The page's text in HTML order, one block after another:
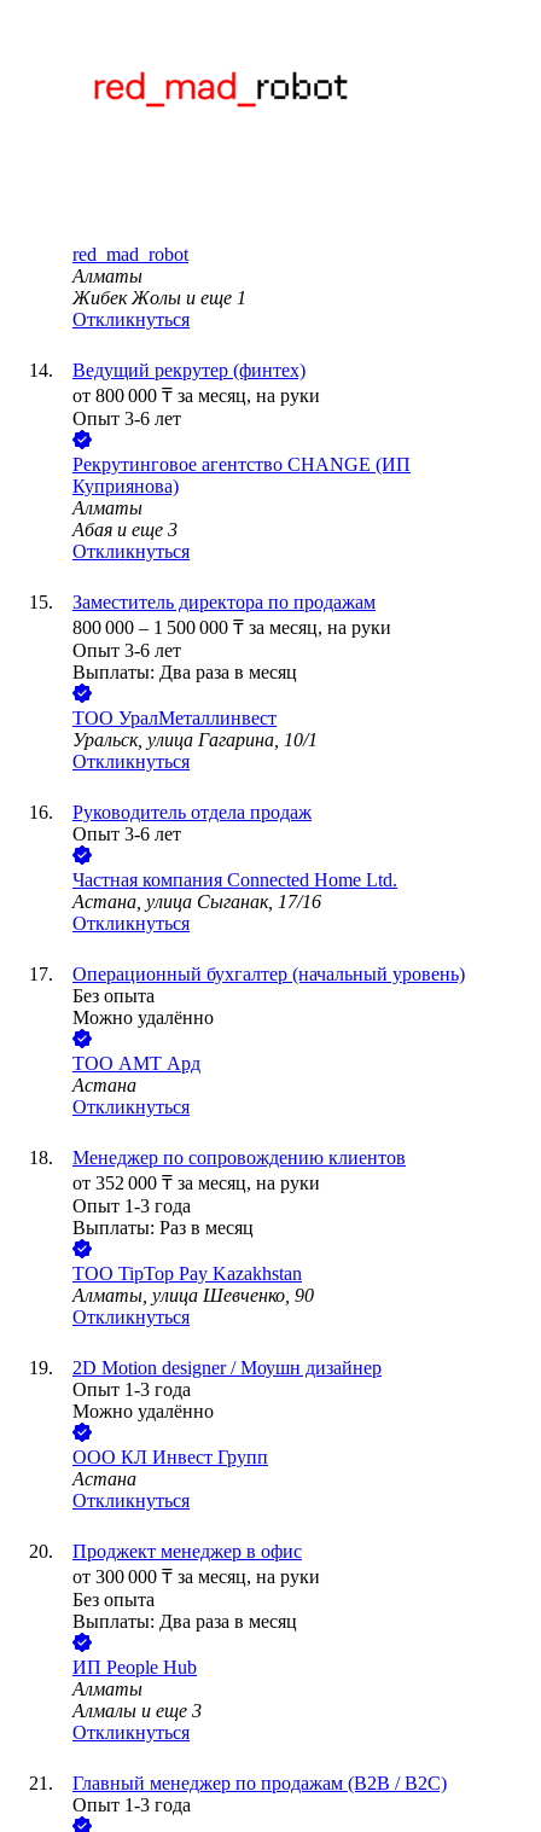
red_mad_robot
Алматы
Жибек Жолы и еще 1
Откликнуться
Ведущий рекрутер (финтех)
от 800 000 ₸ за месяц, на руки
Опыт 3-6 лет
Рекрутинговое агентство CHANGE (ИП
Куприянова)
Алматы
Абая и еще 3
Откликнуться
Заместитель директора по продажам
800 000 – 1 500 000 ₸ за месяц, на руки
Опыт 3-6 лет
Выплаты: Два раза в месяц
ТОО УралМеталлинвест
Уральск, улица Гагарина, 10/1
Откликнуться
Руководитель отдела продаж
Опыт 3-6 лет
Частная компания Connected Home Ltd.
Астана, улица Сыганак, 17/16
Откликнуться
Операционный бухгалтер (начальный уровень)
Без опыта
Можно удалённо
ТОО АМТ Ард
Астана
Откликнуться
Менеджер по сопровождению клиентов
от 352 000 ₸ за месяц, на руки
Опыт 1-3 года
Выплаты: Раз в месяц
ТОО TipTop Pay Kazakhstan
Алматы, улица Шевченко, 90
Откликнуться
2D Motion designer / Моушн дизайнер
Опыт 1-3 года
Можно удалённо
ООО КЛ Инвест Групп
Астана
Откликнуться
Проджект менеджер в офис
от 300 000 ₸ за месяц, на руки
Без опыта
Выплаты: Два раза в месяц
ИП People Hub
Алматы
Алмалы и еще 3
Откликнуться
Главный менеджер по продажам (B2B / B2C)
Опыт 1-3 года